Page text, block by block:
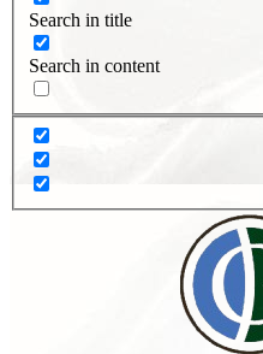
Search in title
Search in content